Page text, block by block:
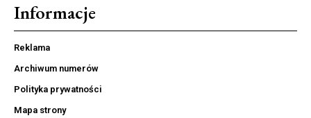
Informacje
Reklama
Archiwum numerów
Polityka prywatności
Mapa strony